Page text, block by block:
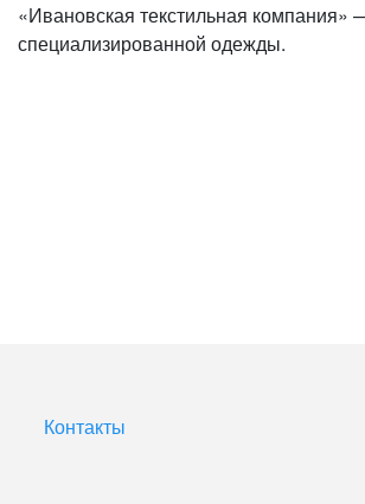
«Ивановская текстильная компания»
специализированной одежды.
Контакты